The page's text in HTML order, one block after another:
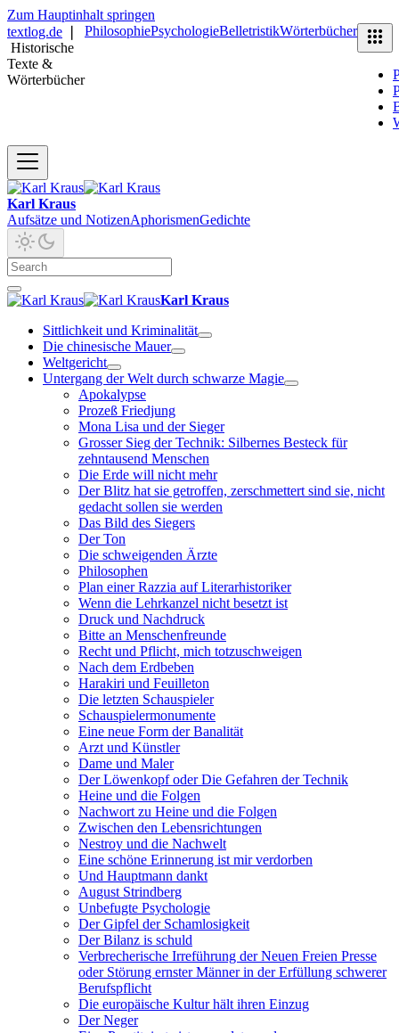
Zum Hauptinhalt springen
textlog.de
Historische
Texte &
Wörterbücher
PhilosophiePsychologieBelletristikWörterbücher
Karl Kraus
Aufsätze und NotizenAphorismenGedichte
Karl Kraus
Sittlichkeit und Kriminalität
Die chinesische Mauer
Weltgericht
Untergang der Welt durch schwarze Magie
Apokalypse
Prozeß Friedjung
Mona Lisa und der Sieger
Grosser Sieg der Technik: Silbernes Besteck für
zehntausend Menschen
Die Erde will nicht mehr
Der Blitz hat sie getroffen, zerschmettert sind sie, nicht
gedacht sollen sie werden
Das Bild des Siegers
Der Ton
Die schweigenden Ärzte
Philosophen
Plan einer Razzia auf Literarhistoriker
Wenn die Lehrkanzel nicht besetzt ist
Druck und Nachdruck
Bitte an Menschenfreunde
Recht und Pflicht, mich totzuschweigen
Nach dem Erdbeben
Harakiri und Feuilleton
Die letzten Schauspieler
Schauspielermonumente
Eine neue Form der Banalität
Arzt und Künstler
Dame und Maler
Der Löwenkopf oder Die Gefahren der Technik
Heine und die Folgen
Nachwort zu Heine und die Folgen
Zwischen den Lebensrichtungen
Nestroy und die Nachwelt
Eine schöne Erinnerung ist mir verdorben
Und Hauptmann dankt
August Strindberg
Unbefugte Psychologie
Der Gipfel der Schamlosigkeit
Der Bilanz is schuld
Verbrecherische Irreführung der Neuen Freien Presse
oder Störung ernster Männer in der Erfüllung schwerer
Berufspflicht
Die europäische Kultur hält ihren Einzug
Der Neger